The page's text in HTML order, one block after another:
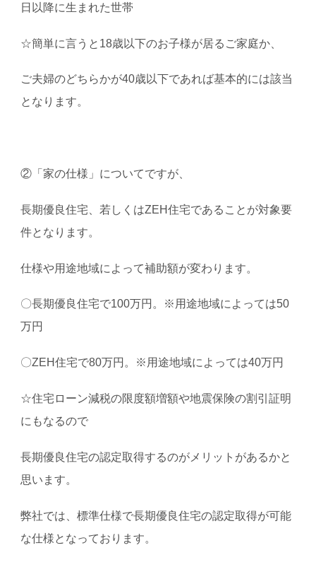
日以降に生まれた世帯
☆簡単に言うと18歳以下のお子様が居るご家庭か、
ご夫婦のどちらかが40歳以下であれば基本的には該当
となります。
②「家の仕様」についてですが、
長期優良住宅、若しくはZEH住宅であることが対象要
件となります。
仕様や用途地域によって補助額が変わります。
〇長期優良住宅で100万円。※用途地域によっては50
万円
〇ZEH住宅で80万円。※用途地域によっては40万円
☆住宅ローン減税の限度額増額や地震保険の割引証明
にもなるので
長期優良住宅の認定取得するのがメリットがあるかと
思います。
弊社では、標準仕様で長期優良住宅の認定取得が可能
な仕様となっております。